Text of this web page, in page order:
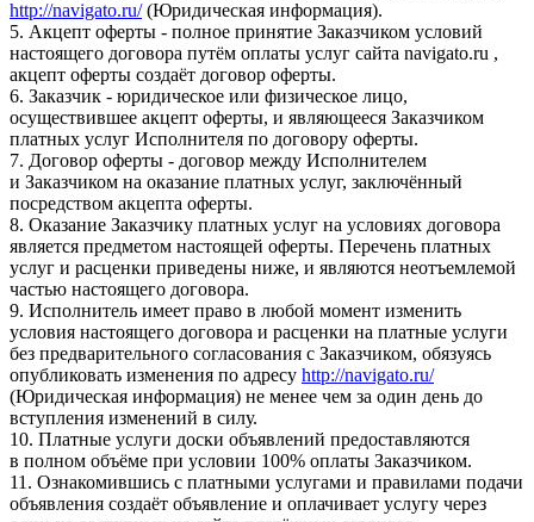
http://navigato.ru/(Юридическая информация).
5. Акцепт оферты - полное принятие Заказчиком условий
настоящего договора путём оплаты услуг сайта navigato.ru ,
акцепт оферты создаёт договор оферты.
6. Заказчик - юридическое или физическое лицо,
осуществившее акцепт оферты, и являющееся Заказчиком
платных услуг Исполнителя по договору оферты.
7. Договор оферты - договор между Исполнителем
и Заказчиком на оказание платных услуг, заключённый
посредством акцепта оферты.
8. Оказание Заказчику платных услуг на условиях договора
является предметом настоящей оферты. Перечень платных
услуг и расценки приведены ниже, и являются неотъемлемой
частью настоящего договора.
9. Исполнитель имеет право в любой момент изменить
условия настоящего договора и расценки на платные услуги
без предварительного согласования с Заказчиком, обязуясь
опубликовать изменения по адресу http://navigato.ru/
(Юридическая информация) не менее чем за один день до
вступления изменений в силу.
10. Платные услуги доски объявлений предоставляются
в полном объёме при условии 100% оплаты Заказчиком.
11. Ознакомившись с платными услугами и правилами подачи
объявления создаёт объявление и оплачивает услугу через